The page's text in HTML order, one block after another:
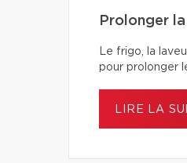
Prolonger
Le frigo, la
pour prolonger
LIRE LA